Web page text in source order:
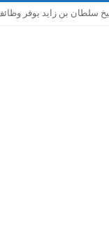
بن زايد يوفر وظائف إدارية